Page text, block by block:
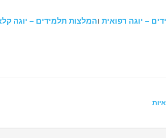
– יוגה רפואית והמלצות תלמידים – יוגה